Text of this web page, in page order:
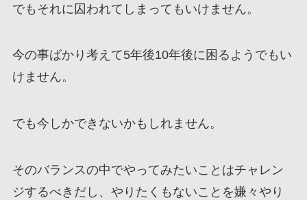
でもそれに囚われてしまってもいけません。
今の事ばかり考えて5年後10年後に困るようでもい
けません。
でも今しかできないかもしれません。
そのバランスの中でやってみたいことはチャレン
ジするべきだし、やりたくもないことを嫌々やり